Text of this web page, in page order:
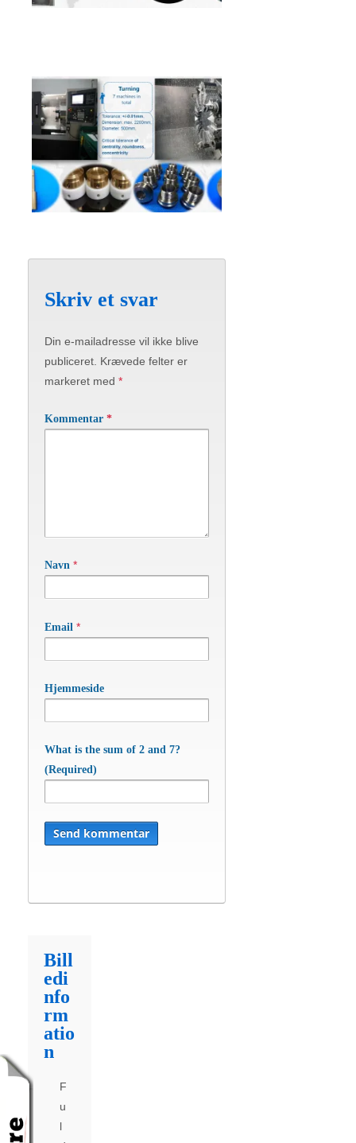
Skriv et svar
Din e-mailadresse vil ikke blive
publiceret. Krævede felter er
markeret med *
Kommentar *
Navn *
Email *
Hjemmeside
What is the sum of 2 and 7?
(Required)
Bill
edi
nfo
rm
atio
n
F
u
l